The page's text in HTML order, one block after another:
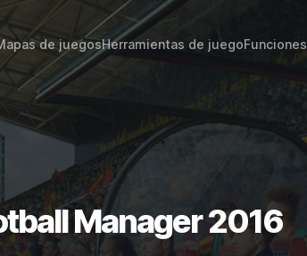
de juegosHerramientas de juegoFunciones
Manager 2016